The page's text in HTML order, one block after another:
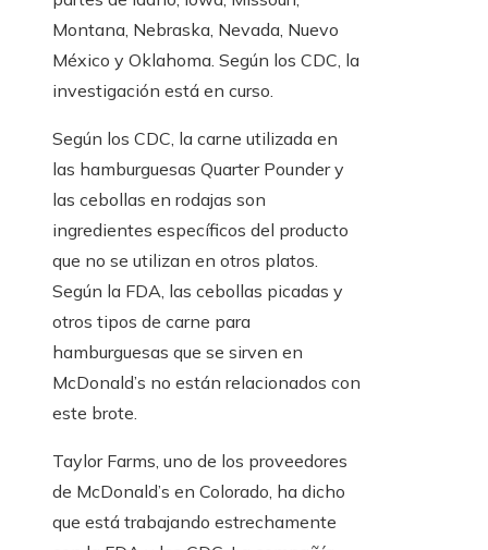
Montana, Nebraska, Nevada, Nuevo
México y Oklahoma. Según los CDC, la
investigación está en curso.
Según los CDC, la carne utilizada en
las hamburguesas Quarter Pounder y
las cebollas en rodajas son
ingredientes específicos del producto
que no se utilizan en otros platos.
Según la FDA, las cebollas picadas y
otros tipos de carne para
hamburguesas que se sirven en
McDonald’s no están relacionados con
este brote.
Taylor Farms, uno de los proveedores
de McDonald’s en Colorado, ha dicho
que está trabajando estrechamente